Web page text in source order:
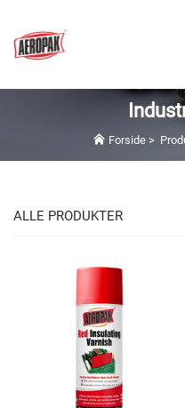
Forside>
ALLE PRODUKTER